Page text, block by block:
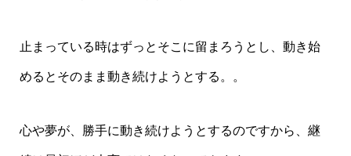
止まっている時はずっとそこに留まろうとし、動き始
めるとそのまま動き続けようとする。。
心や夢が、勝手に動き続けようとするのですから、継